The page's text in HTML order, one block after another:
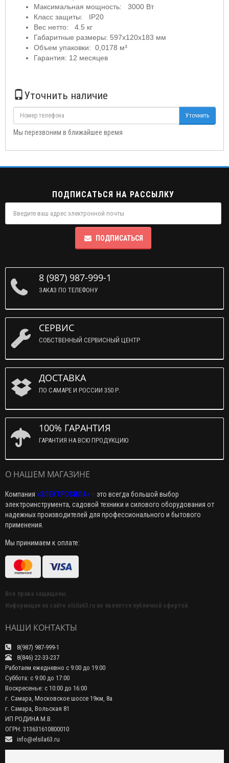
Максимальная мощность: 3000 Вт
Класс защиты: IP20
Вес нетто: 4.5 кг
Габаритные размеры: 597х120х183 мм
Объем упаковки: 0,0178 м³
Гарантия: 12 месяцев
Уточнить наличие
Уточнить
Мы перезвоним в ближайшее время
ПОДПИСАТЬСЯ НА РАССЫЛКУ
ПОДПИСАТЬСЯ
8 (987) 987-999-1
ЗАКАЗ ПО ТЕЛЕФОНУ
СЕРВИС
СОБСТВЕННЫЙ СЕРВИСНЫЙ ЦЕНТР
ДОСТАВКА
ПО САМАРЕ И РОССИИ 350 Р.
100% ГАРАНТИЯ
ГАРАНТИЯ НА ВСЮ ПРОДУКЦИЮ
О НАШЕМ МАГАЗИНЕ
Компания «ЭЛЕКТРОСИЛА» – это всегда большой выбор
электроинструмента, садовой техники и силового оборудования от
надежных производителей для профессионального и бытового
применения.
Мы принимаем к оплате:
Все права защищены.
Информация на сайте elsila63.ru не является публичной офертой.
НАШИ КОНТАКТЫ
8(987) 987-999-1
8(846) 22-33-237
Работаем ежедневно с 9:00 до 19:00
Суббота: с 9:00 до 17:00
Воскресенье: с 10:00 до 16:00
г. Самара, Московское шоссе 19км, 8а
г. Самара, Вольская 81
ИП РОДИНА М.В.
ОГРН: 313631610800010
info@elsila63.ru